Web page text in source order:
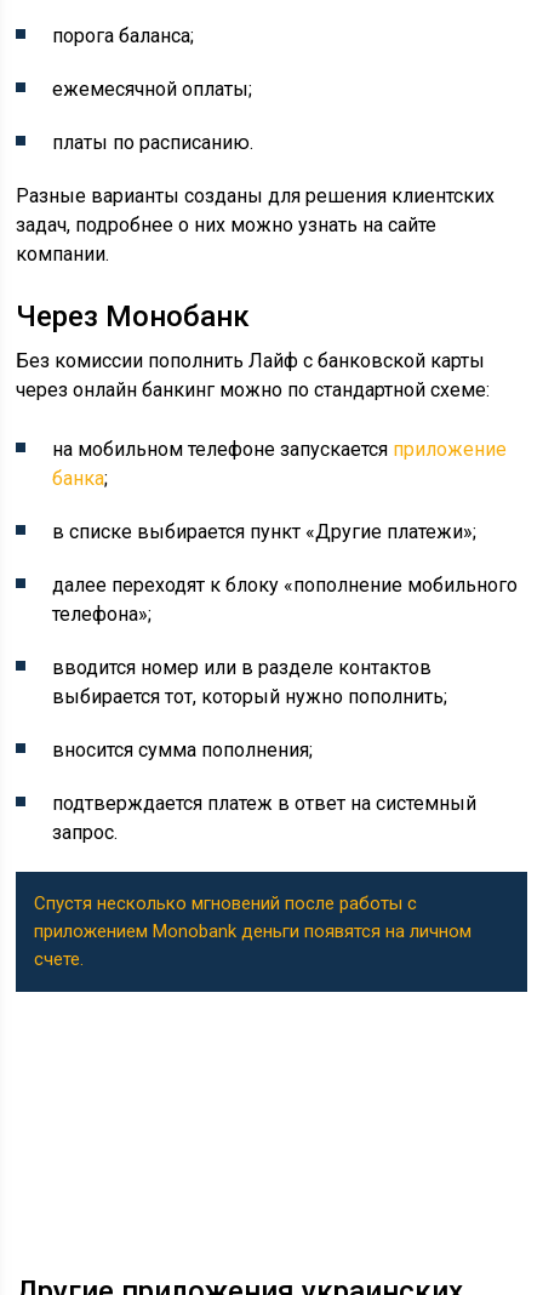
порога баланса;
ежемесячной оплаты;
платы по расписанию.
Разные варианты созданы для решения клиентских
задач, подробнее о них можно узнать на сайте
компании.
Через Монобанк
Без комиссии пополнить Лайф с банковской карты
через онлайн банкинг можно по стандартной схеме:
на мобильном телефоне запускается приложение
банка;
в списке выбирается пункт «Другие платежи»;
далее переходят к блоку «пополнение мобильного
телефона»;
вводится номер или в разделе контактов
выбирается тот, который нужно пополнить;
вносится сумма пополнения;
подтверждается платеж в ответ на системный
запрос.
Спустя несколько мгновений после работы с
приложением Monobank деньги появятся на личном
счете.